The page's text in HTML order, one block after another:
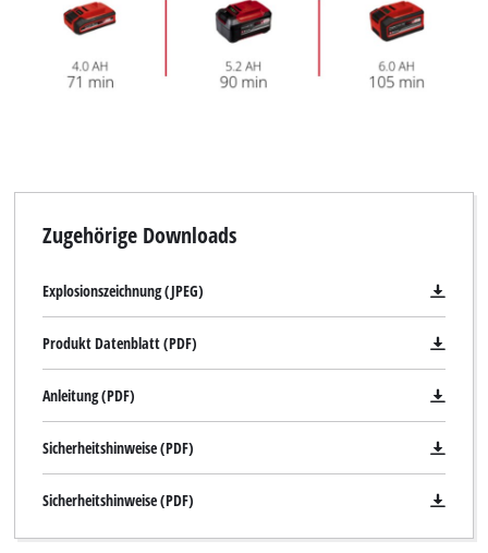
Zugehörige Downloads
Explosionszeichnung (JPEG)
Produkt Datenblatt (PDF)
Anleitung (PDF)
Sicherheitshinweise (PDF)
Sicherheitshinweise (PDF)